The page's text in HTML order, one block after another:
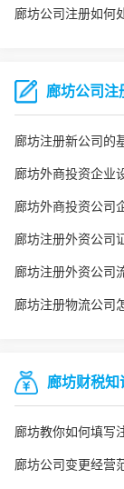
廊坊公司注册如何
廊坊公司注
廊坊注册新公司的
廊坊外商投资企业
廊坊外商投资公司
廊坊注册外资公司
廊坊注册外资公司
廊坊注册物流公司
廊坊财税知
廊坊教你如何填写